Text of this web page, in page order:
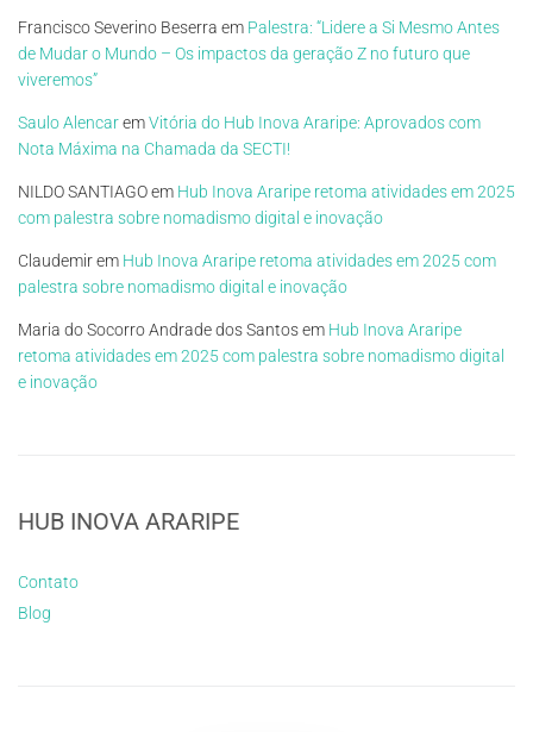
Francisco Severino Beserra em Palestra: “Lidere a Si Mesmo Antes
de Mudar o Mundo – Os impactos da geração Z no futuro que
viveremos”
Saulo AlencaremVitória do Hub Inova Araripe: Aprovados com
Nota Máxima na Chamada da SECTI!
NILDO SANTIAGOem Hub Inova Araripe retoma atividades em 2025
com palestra sobre nomadismo digital e inovação
Claudemirem Hub Inova Araripe retoma atividades em 2025 com
palestra sobre nomadismo digital e inovação
Maria do Socorro Andrade dos Santosem Hub Inova Araripe
retoma atividades em 2025 com palestra sobre nomadismo digital
e inovação
HUB INOVA ARARIPE
Contato
Blog